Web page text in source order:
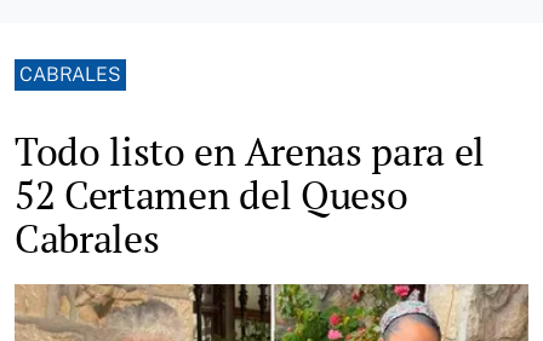
CABRALES
Todo listo en Arenas para el
52 Certamen del Queso
Cabrales